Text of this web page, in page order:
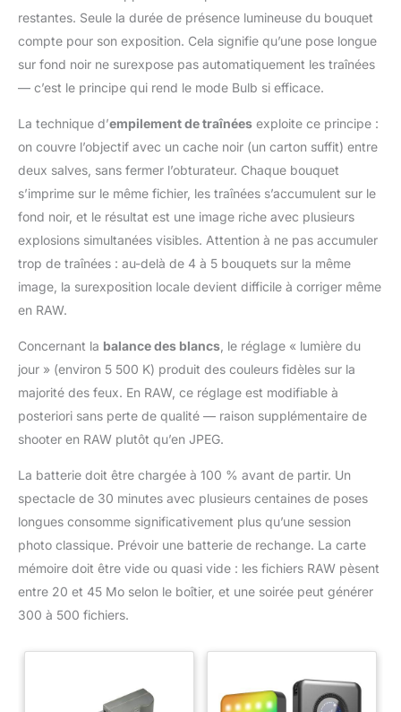
restantes. Seule la durée de présence lumineuse du bouquet
compte pour son exposition. Cela signifie qu’une pose longue
sur fond noir ne surexpose pas automatiquement les traînées
— c’est le principe qui rend le mode Bulb si efficace.
La technique d’empilement de traînées exploite ce principe :
on couvre l’objectif avec un cache noir (un carton suffit) entre
deux salves, sans fermer l’obturateur. Chaque bouquet
s’imprime sur le même fichier, les traînées s’accumulent sur le
fond noir, et le résultat est une image riche avec plusieurs
explosions simultanées visibles. Attention à ne pas accumuler
trop de traînées : au-delà de 4 à 5 bouquets sur la même
image, la surexposition locale devient difficile à corriger même
en RAW.
Concernant la balance des blancs , le réglage « lumière du
jour » (environ 5 500 K) produit des couleurs fidèles sur la
majorité des feux. En RAW, ce réglage est modifiable à
posteriori sans perte de qualité — raison supplémentaire de
shooter en RAW plutôt qu’en JPEG.
La batterie doit être chargée à 100 % avant de partir. Un
spectacle de 30 minutes avec plusieurs centaines de poses
longues consomme significativement plus qu’une session
photo classique. Prévoir une batterie de rechange. La carte
mémoire doit être vide ou quasi vide : les fichiers RAW pèsent
entre 20 et 45 Mo selon le boîtier, et une soirée peut générer
300 à 500 fichiers.